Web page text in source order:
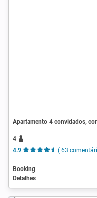
Apartamento 4 convidados,
4
4.9
( 63
Booking
Detalhes